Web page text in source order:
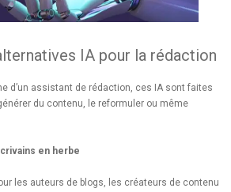
IA pour la rédaction
d’un assistant de rédaction, ces IA sont faites
du contenu, le reformuler ou même
en herbe
les auteurs de blogs, les créateurs de contenu